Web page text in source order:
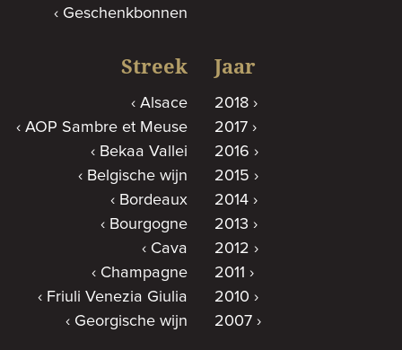
Geschenkbonnen
Streek
Alsace
AOP Sambre et Meuse
Bekaa Vallei
Belgische wijn
Bordeaux
Bourgogne
Cava
Champagne
Friuli Venezia Giulia
Georgische wijn
Jaar
2018
2017
2016
2015
2014
2013
2012
2011
2010
2007